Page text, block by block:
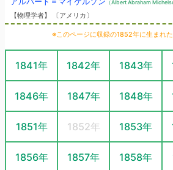
（Albert Abraham
【物理学者】 〔アメリカ〕
※このページに収録の1852年に生まれ
1841年 1842年 1843年
1846年 1847年 1848年
1851年 1852年 1853年
1856年 1857年 1858年